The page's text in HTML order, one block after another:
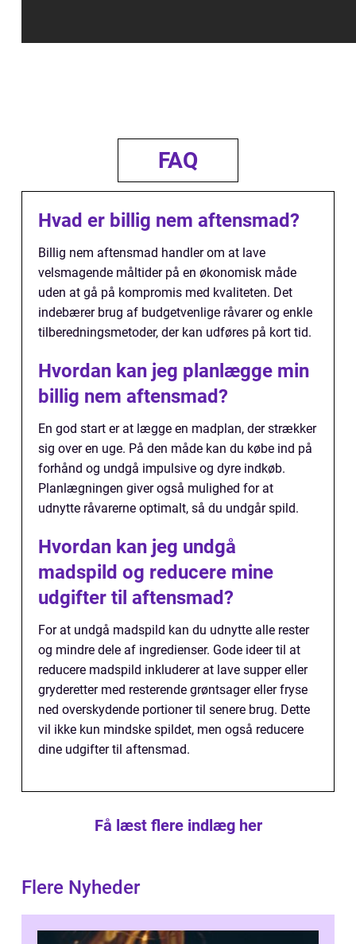
FAQ
Hvad er billig nem aftensmad?
Billig nem aftensmad handler om at lave
velsmagende måltider på en økonomisk måde
uden at gå på kompromis med kvaliteten. Det
indebærer brug af budgetvenlige råvarer og enkle
tilberedningsmetoder, der kan udføres på kort tid.
Hvordan kan jeg planlægge min
billig nem aftensmad?
En god start er at lægge en madplan, der strækker
sig over en uge. På den måde kan du købe ind på
forhånd og undgå impulsive og dyre indkøb.
Planlægningen giver også mulighed for at
udnytte råvarerne optimalt, så du undgår spild.
Hvordan kan jeg undgå
madspild og reducere mine
udgifter til aftensmad?
For at undgå madspild kan du udnytte alle rester
og mindre dele af ingredienser. Gode ideer til at
reducere madspild inkluderer at lave supper eller
gryderetter med resterende grøntsager eller fryse
ned overskydende portioner til senere brug. Dette
vil ikke kun mindske spildet, men også reducere
dine udgifter til aftensmad.
Få læst flere indlæg her
Flere Nyheder